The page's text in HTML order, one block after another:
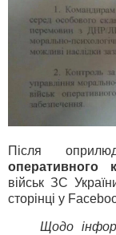
Після
оперативного
військ ЗС
сторінці у
Щодо